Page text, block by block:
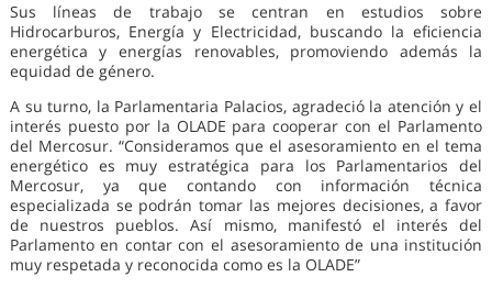
Sus líneas de trabajo se centran en estudios sobre
Hidrocarburos, Energía y Electricidad, buscando la eficiencia
energética y energías renovables, promoviendo además la
equidad de género.
A su turno, la Parlamentaria Palacios, agradeció la atención y el
interés puesto por la OLADE para cooperar con el Parlamento
del Mercosur. “Consideramos que el asesoramiento en el tema
energético es muy estratégica para los Parlamentarios del
Mercosur, ya que contando con información técnica
especializada se podrán tomar las mejores decisiones, a favor
de nuestros pueblos. Así mismo, manifestó el interés del
Parlamento en contar con el asesoramiento de una institución
muy respetada y reconocida como es la OLADE”